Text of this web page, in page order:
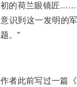
初的荷兰眼镜匠……
意识到这一发明的
题。”
作者此前写过一篇